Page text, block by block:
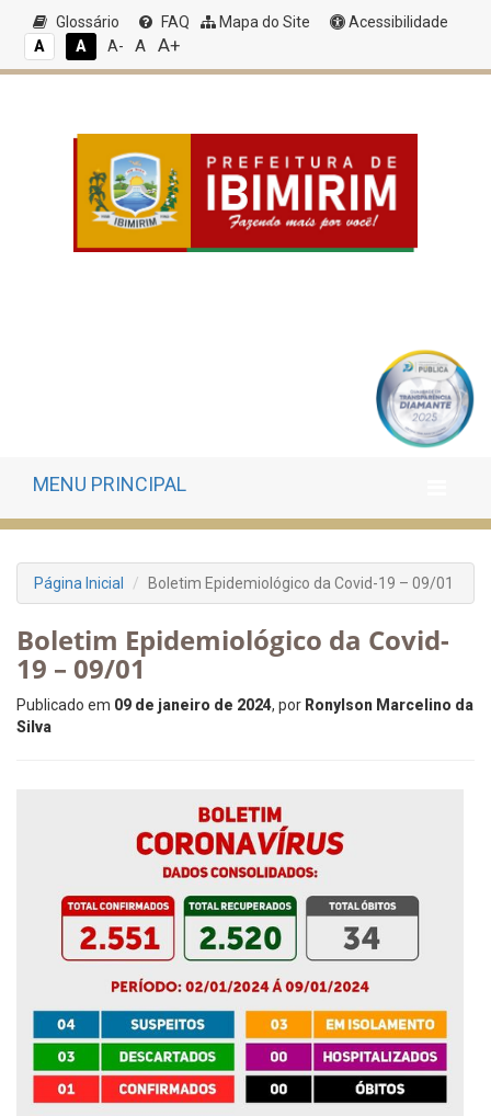
Glossário FAQ Mapa do Site
Acessibilidade
A
A A- A A+
MENU PRINCIPAL
Página Inicial Boletim Epidemiológico da Covid-19 – 09/01
Boletim Epidemiológico da Covid-
19 – 09/01
Publicado em 09 de janeiro de 2024, por Ronylson Marcelino da
Silva